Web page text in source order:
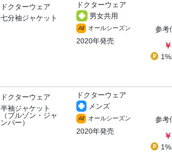
ドクターウェア
七分袖ジャケット
ドクターウェア
男女共用
All オールシーズン
2020年発売
参考
ドクターウェア
半袖ジャケット
（ブルゾン・ジャ
ンパー）
ドクターウェア
メンズ
All オールシーズン
2020年発売
参考